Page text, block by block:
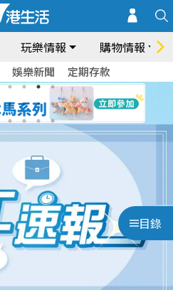
玩樂情報 購物情報
娛樂新聞 定期存款
目錄